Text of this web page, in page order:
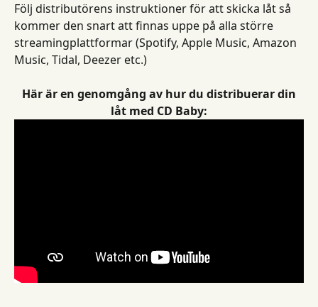
Följ distributörens instruktioner för att skicka låt så
kommer den snart att finnas uppe på alla större
streamingplattformar (Spotify, Apple Music, Amazon
Music, Tidal, Deezer etc.)
Här är en genomgång av hur du distribuerar din
låt med CD Baby: